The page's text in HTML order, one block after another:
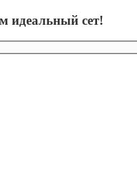
идеальный сет!